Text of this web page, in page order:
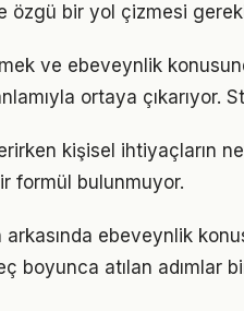
özgü bir yol çizmesi
ve ebeveynlik
ortaya çıkarıyor.
kişisel ihtiyaçların
formül bulunmuyor.
ebeveynlik
boyunca atılan adımlar